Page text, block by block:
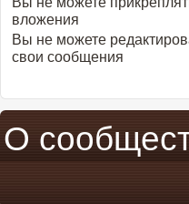
вложения
Вы не можете
свои сообщения
О